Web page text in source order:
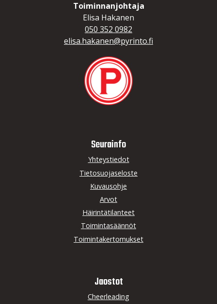
Toiminnanjohtaja
Elisa Hakanen
050 352 0982
elisa.hakanen@pyrinto.fi
Seurainfo
Yhteystiedot
Tietosuojaseloste
Kuvausohje
Arvot
Häirintätilanteet
Toimintasäännöt
Toimintakertomukset
Jaostot
Cheerleading